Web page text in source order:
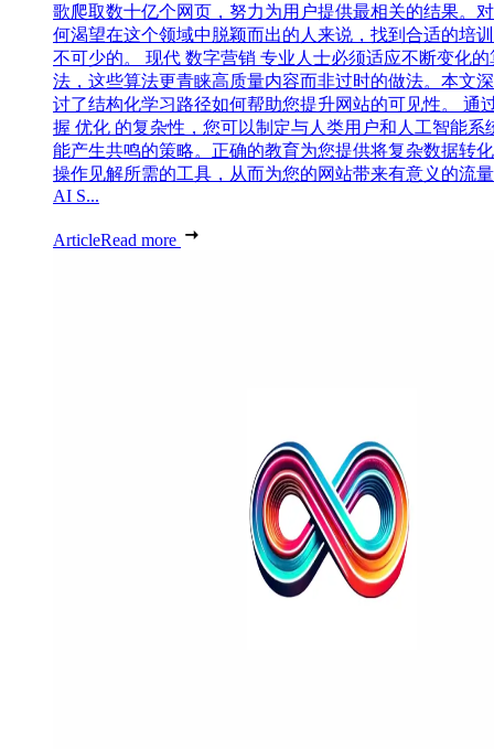
歌爬取数十亿个网页，努力为用户提供最相关的结果。
何渴望在这个领域中脱颖而出的人来说，找到合适的培
不可少的。 现代 数字营销 专业人士必须适应不断变化的
法，这些算法更青睐高质量内容而非过时的做法。本文
讨了结构化学习路径如何帮助您提升网站的可见性。 通
握 优化 的复杂性，您可以制定与人类用户和人工智能系
能产生共鸣的策略。正确的教育为您提供将复杂数据转
操作见解所需的工具，从而为您的网站带来有意义的流
AI S...
ArticleRead more